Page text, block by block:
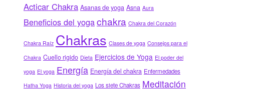
Acticar Chakra Asanas de yoga Asna Aura
Beneficios del yogachakra Chakra del Corazón
Chakra Raíz Chakras Clases de yoga Consejos para el
Chakra Cuello rigido Dieta Ejercicios de Yoga El poder del
yoga El yoga Energía Energía del chakra Enfermedades
Hatha Yoga Historia del yoga Los siete Chakras Meditación